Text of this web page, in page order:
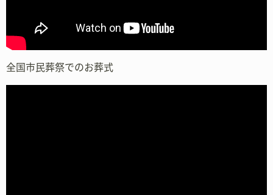
全国市民葬祭でのお葬式